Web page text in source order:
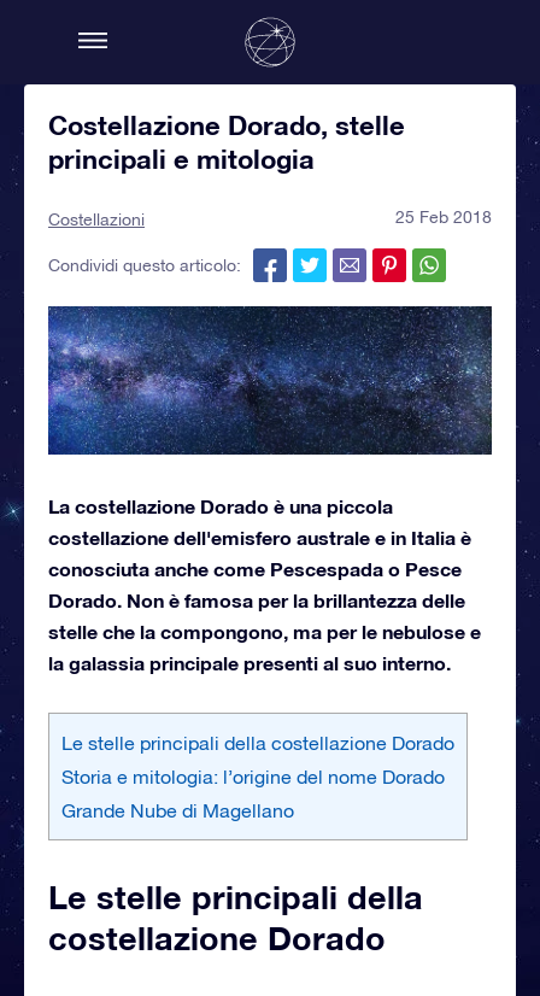
Costellazione Dorado, stelle
principali e mitologia
Costellazioni 25 Feb 2018
Condividi questo articolo:
La costellazione Dorado è una piccola
costellazione dell'emisfero australe e in Italia è
conosciuta anche come Pescespada o Pesce
Dorado. Non è famosa per la brillantezza delle
stelle che la compongono, ma per le nebulose e
la galassia principale presenti al suo interno.
Le stelle principali della costellazione Dorado
Storia e mitologia: l’origine del nome Dorado
Grande Nube di Magellano
Le stelle principali della
costellazione Dorado